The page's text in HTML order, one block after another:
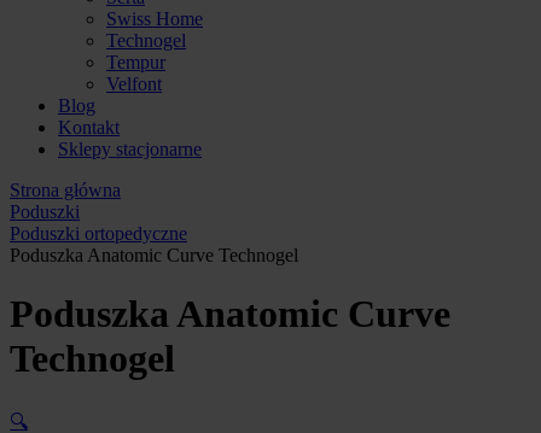
Swiss Home
Technogel
Tempur
Velfont
Blog
Kontakt
Sklepy stacjonarne
Strona główna
Poduszki
Poduszki ortopedyczne
Poduszka Anatomic Curve Technogel
Poduszka Anatomic Curve
Technogel
🔍